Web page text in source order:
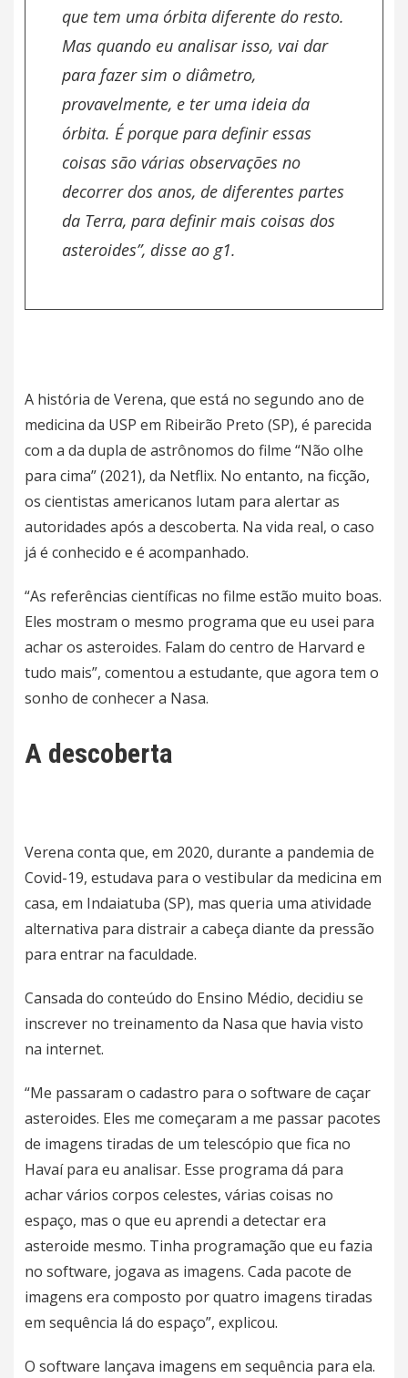
que tem uma órbita diferente do resto.
Mas quando eu analisar isso, vai dar
para fazer sim o diâmetro,
provavelmente, e ter uma ideia da
órbita. É porque para definir essas
coisas são várias observações no
decorrer dos anos, de diferentes partes
da Terra, para definir mais coisas dos
asteroides”, disse ao g1.
A história de Verena, que está no segundo ano de
medicina da USP em Ribeirão Preto (SP), é parecida
com a da dupla de astrônomos do filme “Não olhe
para cima” (2021), da Netflix. No entanto, na ficção,
os cientistas americanos lutam para alertar as
autoridades após a descoberta. Na vida real, o caso
já é conhecido e é acompanhado.
“As referências científicas no filme estão muito boas.
Eles mostram o mesmo programa que eu usei para
achar os asteroides. Falam do centro de Harvard e
tudo mais”, comentou a estudante, que agora tem o
sonho de conhecer a Nasa.
A descoberta
Verena conta que, em 2020, durante a pandemia de
Covid-19, estudava para o vestibular da medicina em
casa, em Indaiatuba (SP), mas queria uma atividade
alternativa para distrair a cabeça diante da pressão
para entrar na faculdade.
Cansada do conteúdo do Ensino Médio, decidiu se
inscrever no treinamento da Nasa que havia visto
na internet.
“Me passaram o cadastro para o software de caçar
asteroides. Eles me começaram a me passar pacotes
de imagens tiradas de um telescópio que fica no
Havaí para eu analisar. Esse programa dá para
achar vários corpos celestes, várias coisas no
espaço, mas o que eu aprendi a detectar era
asteroide mesmo. Tinha programação que eu fazia
no software, jogava as imagens. Cada pacote de
imagens era composto por quatro imagens tiradas
em sequência lá do espaço”, explicou.
O software lançava imagens em sequência para ela.